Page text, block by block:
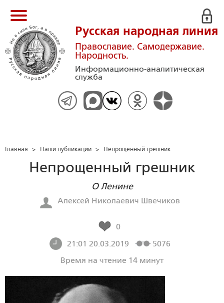
Русская народная линия
Православие. Самодержавие.
Народность.
Информационно-аналитическая
служба
Главная > Наши публикации > Непрощенный грешник
Непрощенный грешник
О Ленине
Алексей Николаевич Швечиков
0
21:01 20.03.2019
5076
Время на чтение 14 минут